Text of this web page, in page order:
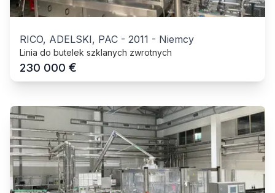
RICO, ADELSKI, PAC - 2011 - Niemcy
Linia do butelek szklanych zwrotnych
230 000 €